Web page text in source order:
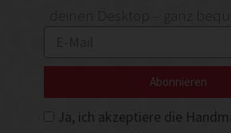
deinen Desktop – ganz
Ja, ich akzeptiere die
Abonnieren